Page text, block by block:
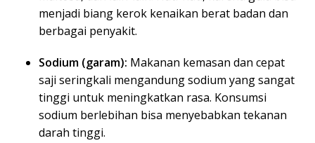
menjadi biang kerok kenaikan berat badan dan
berbagai penyakit.
Sodium (garam): Makanan kemasan dan cepat
saji seringkali mengandung sodium yang sangat
tinggi untuk meningkatkan rasa. Konsumsi
sodium berlebihan bisa menyebabkan tekanan
darah tinggi.